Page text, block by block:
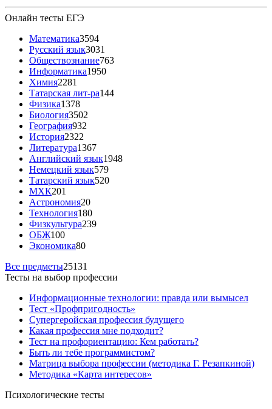
Онлайн тесты ЕГЭ
Математика3594
Русский язык3031
Обществознание763
Информатика1950
Химия2281
Татарская лит-ра144
Физика1378
Биология3502
География932
История2322
Литература1367
Английский язык1948
Немецкий язык579
Татарский язык520
МХК201
Астрономия20
Технология180
Физкультура239
ОБЖ100
Экономика80
Все предметы25131
Тесты на выбор профессии
Информационные технологии: правда или вымысел
Тест «Профпригодность»
Супергеройская профессия будущего
Какая профессия мне подходит?
Тест на профориентацию: Кем работать?
Быть ли тебе программистом?
Матрица выбора профессии (методика Г. Резапкиной)
Методика «Карта интересов»
Психологические тесты